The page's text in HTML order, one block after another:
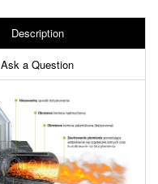
Description
Ask a Question